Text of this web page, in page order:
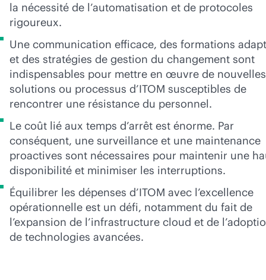
la nécessité de l’automatisation et de protocoles
rigoureux.
Une communication efficace, des formations
et des stratégies de gestion du changement sont
indispensables pour mettre en œuvre de nouvelles
solutions ou processus d’ITOM susceptibles de
rencontrer une résistance du personnel.
Le coût lié aux temps d’arrêt est énorme. Par
conséquent, une surveillance et une maintenance
proactives sont nécessaires pour maintenir une
disponibilité et minimiser les interruptions.
Équilibrer les dépenses d’ITOM avec l’excellence
opérationnelle est un défi, notamment du fait de
l’expansion de l’infrastructure cloud et de
de technologies avancées.